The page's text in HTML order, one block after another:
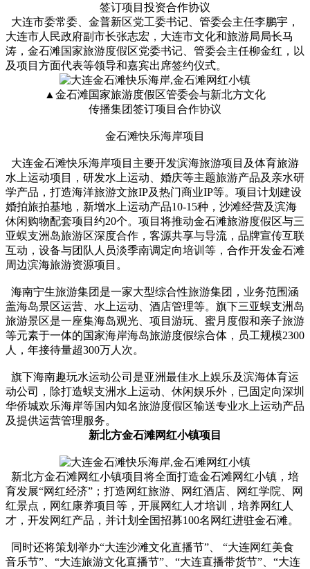
签订项目投资合作协议
大连市委常委、金普新区党工委书记、管委会主任李鹏宇，
大连市人民政府副市长张志宏，大连市文化和旅游局局长马
涛，金石滩国家旅游度假区党委书记、管委会主任柳金红，以
及项目方面代表等领导和嘉宾出席签约仪式。
▲金石滩国家旅游度假区管委会与新北方文化
传播集团签订项目合作协议
金石滩快乐海岸项目
大连金石滩快乐海岸项目主要开发滨海旅游项目及体育旅游
水上运动项目，研发水上运动、婚庆等主题旅游产品及亲水研
学产品，打造海洋旅游文旅IP及热门商业IP等。项目计划建设
婚拍旅拍基地，新增水上运动产品10-15种，沙滩经营及滨海
休闲购物配套项目约20个。项目将推动金石滩旅游度假区与三
亚蜈支洲岛旅游区深度合作，客源共享与导流，品牌宣传互联
互动，设备与团队人员淡季南调定向培训等，合作开发金石滩
周边滨海旅游资源项目。
海南宁生旅游集团是一家大型综合性旅游集团，业务范围涵
盖海岛景区运营、水上运动、酒店管理等。旗下三亚蜈支洲岛
旅游景区是一座集海岛观光、项目游玩、蜜月度假和亲子旅游
等元素于一体的国家海岸海岛旅游度假综合体，员工规模2300
人，年接待量超300万人次。
旗下海南趣玩水运动公司是亚洲最佳水上娱乐及滨海体育运
动公司，除打造蜈支洲水上运动、休闲娱乐外，已固定向深圳
华侨城欢乐海岸等国内知名旅游度假区输送专业水上运动产品
及提供运营管理服务。
新北方金石滩网红小镇项目
新北方金石滩网红小镇项目将全面打造金石滩网红小镇，培
育发展“网红经济”；打造网红旅游、网红酒店、网红学院、网
红景点，网红康养项目等，开展网红人才培训，培养网红人
才，开发网红产品，并计划全国招募100名网红进驻金石滩。
同时还将策划举办“大连沙滩文化直播节”、 “大连网红美食
音乐节”、“大连旅游文化直播节”、“大连直播带货节”、“大连